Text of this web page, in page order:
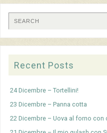
Recent Posts
24 Dicembre – Tortellini!
23 Dicembre – Panna cotta
22 Dicembre – Uova al forno con